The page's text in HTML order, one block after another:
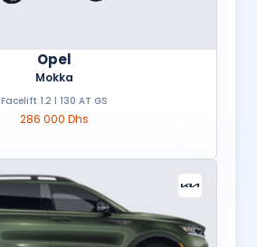
Opel
Mokka
Facelift 1.2 l 130 AT GS
286 000 Dhs